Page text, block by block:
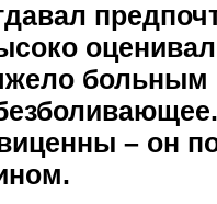
больным
– он